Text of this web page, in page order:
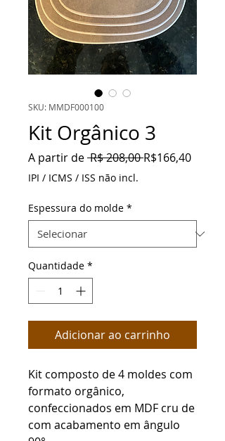
SKU: MMDF000100
Kit Orgânico 3
A partir de R$ 208,00 Preço
R$166,40Preço
IPI / ICMS / ISS não incl.
Espessura do molde *
Quantidade *
Adicionar ao carrinho
Kit composto de 4 moldes com
formato orgânico,
confeccionados em MDF cru de
com acabamento em ângulo